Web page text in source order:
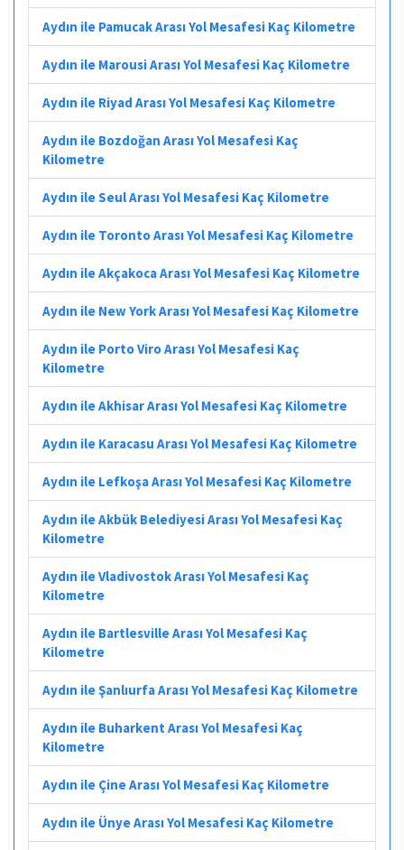
Aydın ile Pamucak Arası Yol Mesafesi Kaç Kilometre
Aydın ile Marousi Arası Yol Mesafesi Kaç Kilometre
Aydın ile Riyad Arası Yol Mesafesi Kaç Kilometre
Aydın ile Bozdoğan Arası Yol Mesafesi Kaç
Kilometre
Aydın ile Seul Arası Yol Mesafesi Kaç Kilometre
Aydın ile Toronto Arası Yol Mesafesi Kaç Kilometre
Aydın ile Akçakoca Arası Yol Mesafesi Kaç Kilometre
Aydın ile New York Arası Yol Mesafesi Kaç Kilometre
Aydın ile Porto Viro Arası Yol Mesafesi Kaç
Kilometre
Aydın ile Akhisar Arası Yol Mesafesi Kaç Kilometre
Aydın ile Karacasu Arası Yol Mesafesi Kaç Kilometre
Aydın ile Lefkoşa Arası Yol Mesafesi Kaç Kilometre
Aydın ile Akbük Belediyesi Arası Yol Mesafesi Kaç
Kilometre
Aydın ile Vladivostok Arası Yol Mesafesi Kaç
Kilometre
Aydın ile Bartlesville Arası Yol Mesafesi Kaç
Kilometre
Aydın ile Şanlıurfa Arası Yol Mesafesi Kaç Kilometre
Aydın ile Buharkent Arası Yol Mesafesi Kaç
Kilometre
Aydın ile Çine Arası Yol Mesafesi Kaç Kilometre
Aydın ile Ünye Arası Yol Mesafesi Kaç Kilometre